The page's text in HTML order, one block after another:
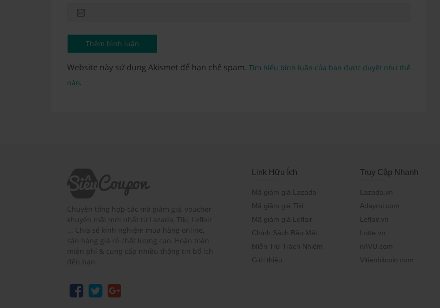
Website này sử dụng Akismet để hạn chế spam. Tìm hiểu bình luận của bạn được duyệt như thế
nào.
Chuyên tổng hợp các mã giảm giá, voucher
khuyến mãi mới nhất từ Lazada, Tiki, Leflair
... Chia sẻ kinh nghiệm mua hàng online,
săn hàng giá rẻ chất lượng cao. Hoàn toàn
miễn phí & cung cấp nhiều thông tin bổ ích
đến bạn.
Link Hữu Ích
Mã giảm giá Lazada
Mã giảm giá Tiki
Mã giảm giá Leflair
Chính Sách Bảo Mật
Miễn Trừ Trách Nhiệm
Giới thiệu
Truy Cập Nhanh
Lazada.vn
Adayroi.com
Leflair.vn
Lotte.vn
iVIVU.com
Vitienbitcoin.com